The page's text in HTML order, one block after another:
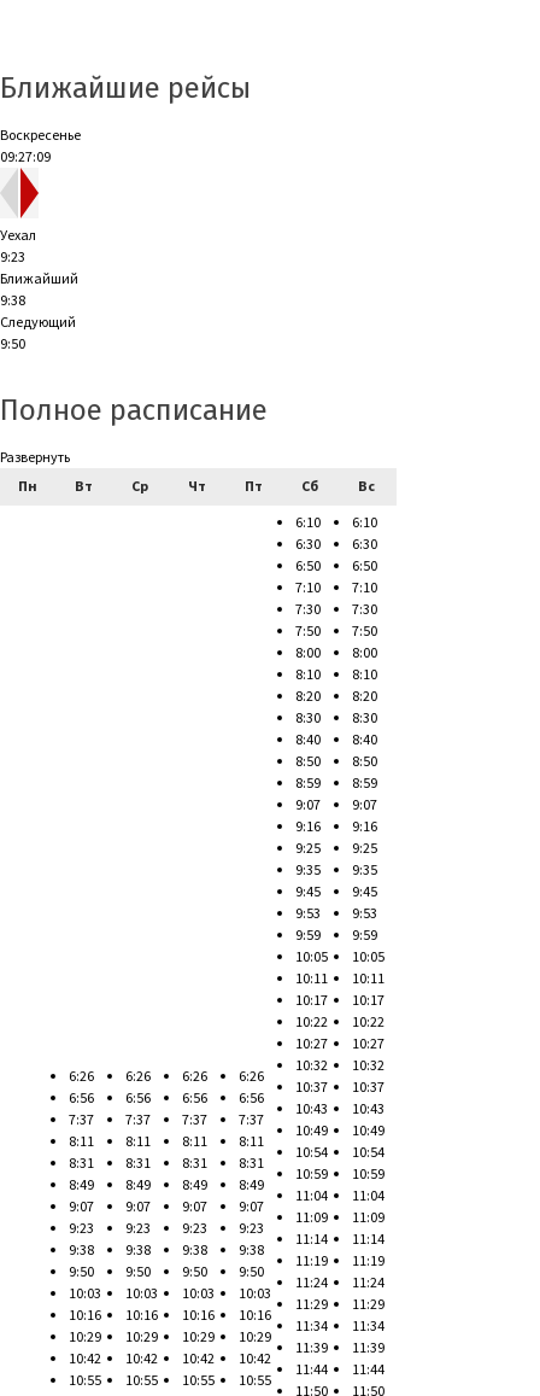
Ближайшие рейсы
Воскресенье
09:27:09
Уехал
9:23
Ближайший
9:38
Следующий
9:50
Полное расписание
Развернуть
Пн
Вт Ср Чт Пт Сб Вс
6:26
6:56
7:37
8:11
8:31
8:49
9:07
9:23
9:38
9:50
10:03
10:16
10:29
10:42
10:55
6:26
6:56
7:37
8:11
8:31
8:49
9:07
9:23
9:38
9:50
10:03
10:16
10:29
10:42
10:55
6:26
6:56
7:37
8:11
8:31
8:49
9:07
9:23
9:38
9:50
10:03
10:16
10:29
10:42
10:55
6:26
6:56
7:37
8:11
8:31
8:49
9:07
9:23
9:38
9:50
10:03
10:16
10:29
10:42
10:55
6:10
6:30
6:50
7:10
7:30
7:50
8:00
8:10
8:20
8:30
8:40
8:50
8:59
9:07
9:16
9:25
9:35
9:45
9:53
9:59
10:05
10:11
10:17
10:22
10:27
10:32
10:37
10:43
10:49
10:54
10:59
11:04
11:09
11:14
11:19
11:24
11:29
11:34
11:39
11:44
11:50
6:10
6:30
6:50
7:10
7:30
7:50
8:00
8:10
8:20
8:30
8:40
8:50
8:59
9:07
9:16
9:25
9:35
9:45
9:53
9:59
10:05
10:11
10:17
10:22
10:27
10:32
10:37
10:43
10:49
10:54
10:59
11:04
11:09
11:14
11:19
11:24
11:29
11:34
11:39
11:44
11:50